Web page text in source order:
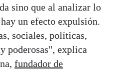
sino que al analizar lo
un efecto expulsión.
sociales, políticas,
poderosas", explica
fundador de